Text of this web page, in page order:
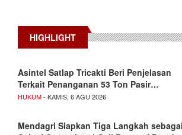
HIGHLIGHT
Asintel Satlap Tricakti Beri Penjelasan
Terkait Penanganan 53 Ton Pasir…
HUKUM- KAMIS, 6 AGU 2026
Mendagri Siapkan Tiga Langkah sebagai